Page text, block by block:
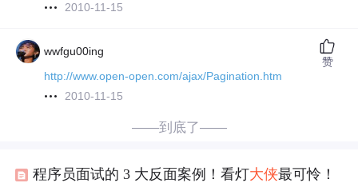
2010-11-15
wwfgu00ing
http://www.open-open.com/ajax/Pagination.htm
2010-11-15
赞
——到底了——
程序员面试的 3 大反面案例！看灯大侠最可怜！